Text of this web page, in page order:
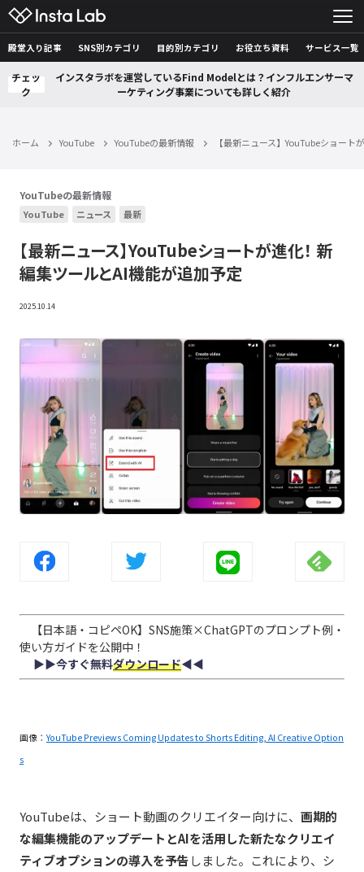
殿堂入り記事 SNS別カテゴリ 目的別カテゴリ お役立ち資料 サービス一覧
チェッ
ク
インスタラボを運営しているFind Modelとは？インフルエンサーマ
ーケティング事業についても詳しく紹介
ホーム YouTube YouTubeの最新情報 【最新ニュース】YouTubeショー
YouTubeの最新情報
YouTube ニュース 最新
【最新ニュース】YouTubeショートが進化！ 新
編集ツールとAI機能が追加予定
2025.10.14
【日本語・コピペOK】SNS施策×ChatGPTのプロンプト例・
使い方ガイドを公開中！
▶︎▶︎今すぐ無料ダウンロード◀︎◀︎
画像：YouTube Previews Coming Updates to Shorts Editing, AI Creative Option
s
YouTubeは、ショート動画のクリエイター向けに、 画期的
な編集機能のアップデートとAIを活用した新たなクリエイ
ティブオプションの導入を予告しました。これにより、シ